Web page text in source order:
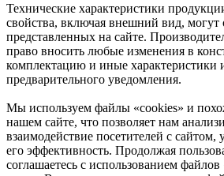
Технические характеристики
свойства, включая внешний вид, могут
представленных на сайте.
право вносить любые изменения в
комплектацию и иные характеристики
предварительного уведомления.
Мы используем файлы «cookies» и
нашем сайте, что позволяет нам
взаимодействие посетителей с
его эффективность. Продолжая
соглашаетесь с использованием